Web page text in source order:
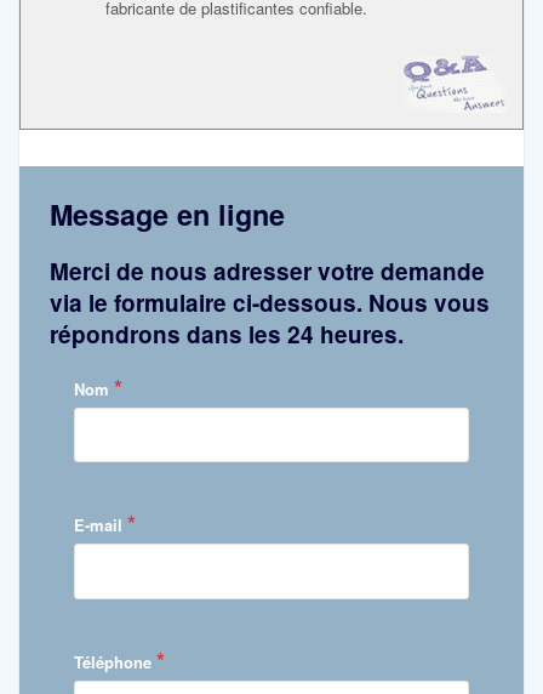
fabricante de plastificantes confiable.
Message en ligne
Merci de nous adresser votre demande
via le formulaire ci-dessous. Nous vous
répondrons dans les 24 heures.
Nom *
E-mail *
Téléphone *